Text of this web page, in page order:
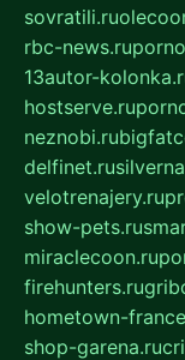
sovratili.ru
rbc-news.ru
13autor-
hostserve.ru
neznobi.ru
delfinet.ru
velotrenajery.ru
show-pets.ru
miraclecoon.ru
firehunters.ru
hometown-
shop-garena.ru